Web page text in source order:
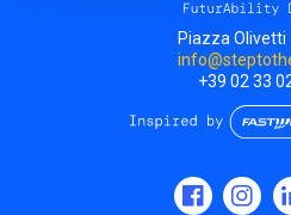
Piazza Olivetti
+39 02 33